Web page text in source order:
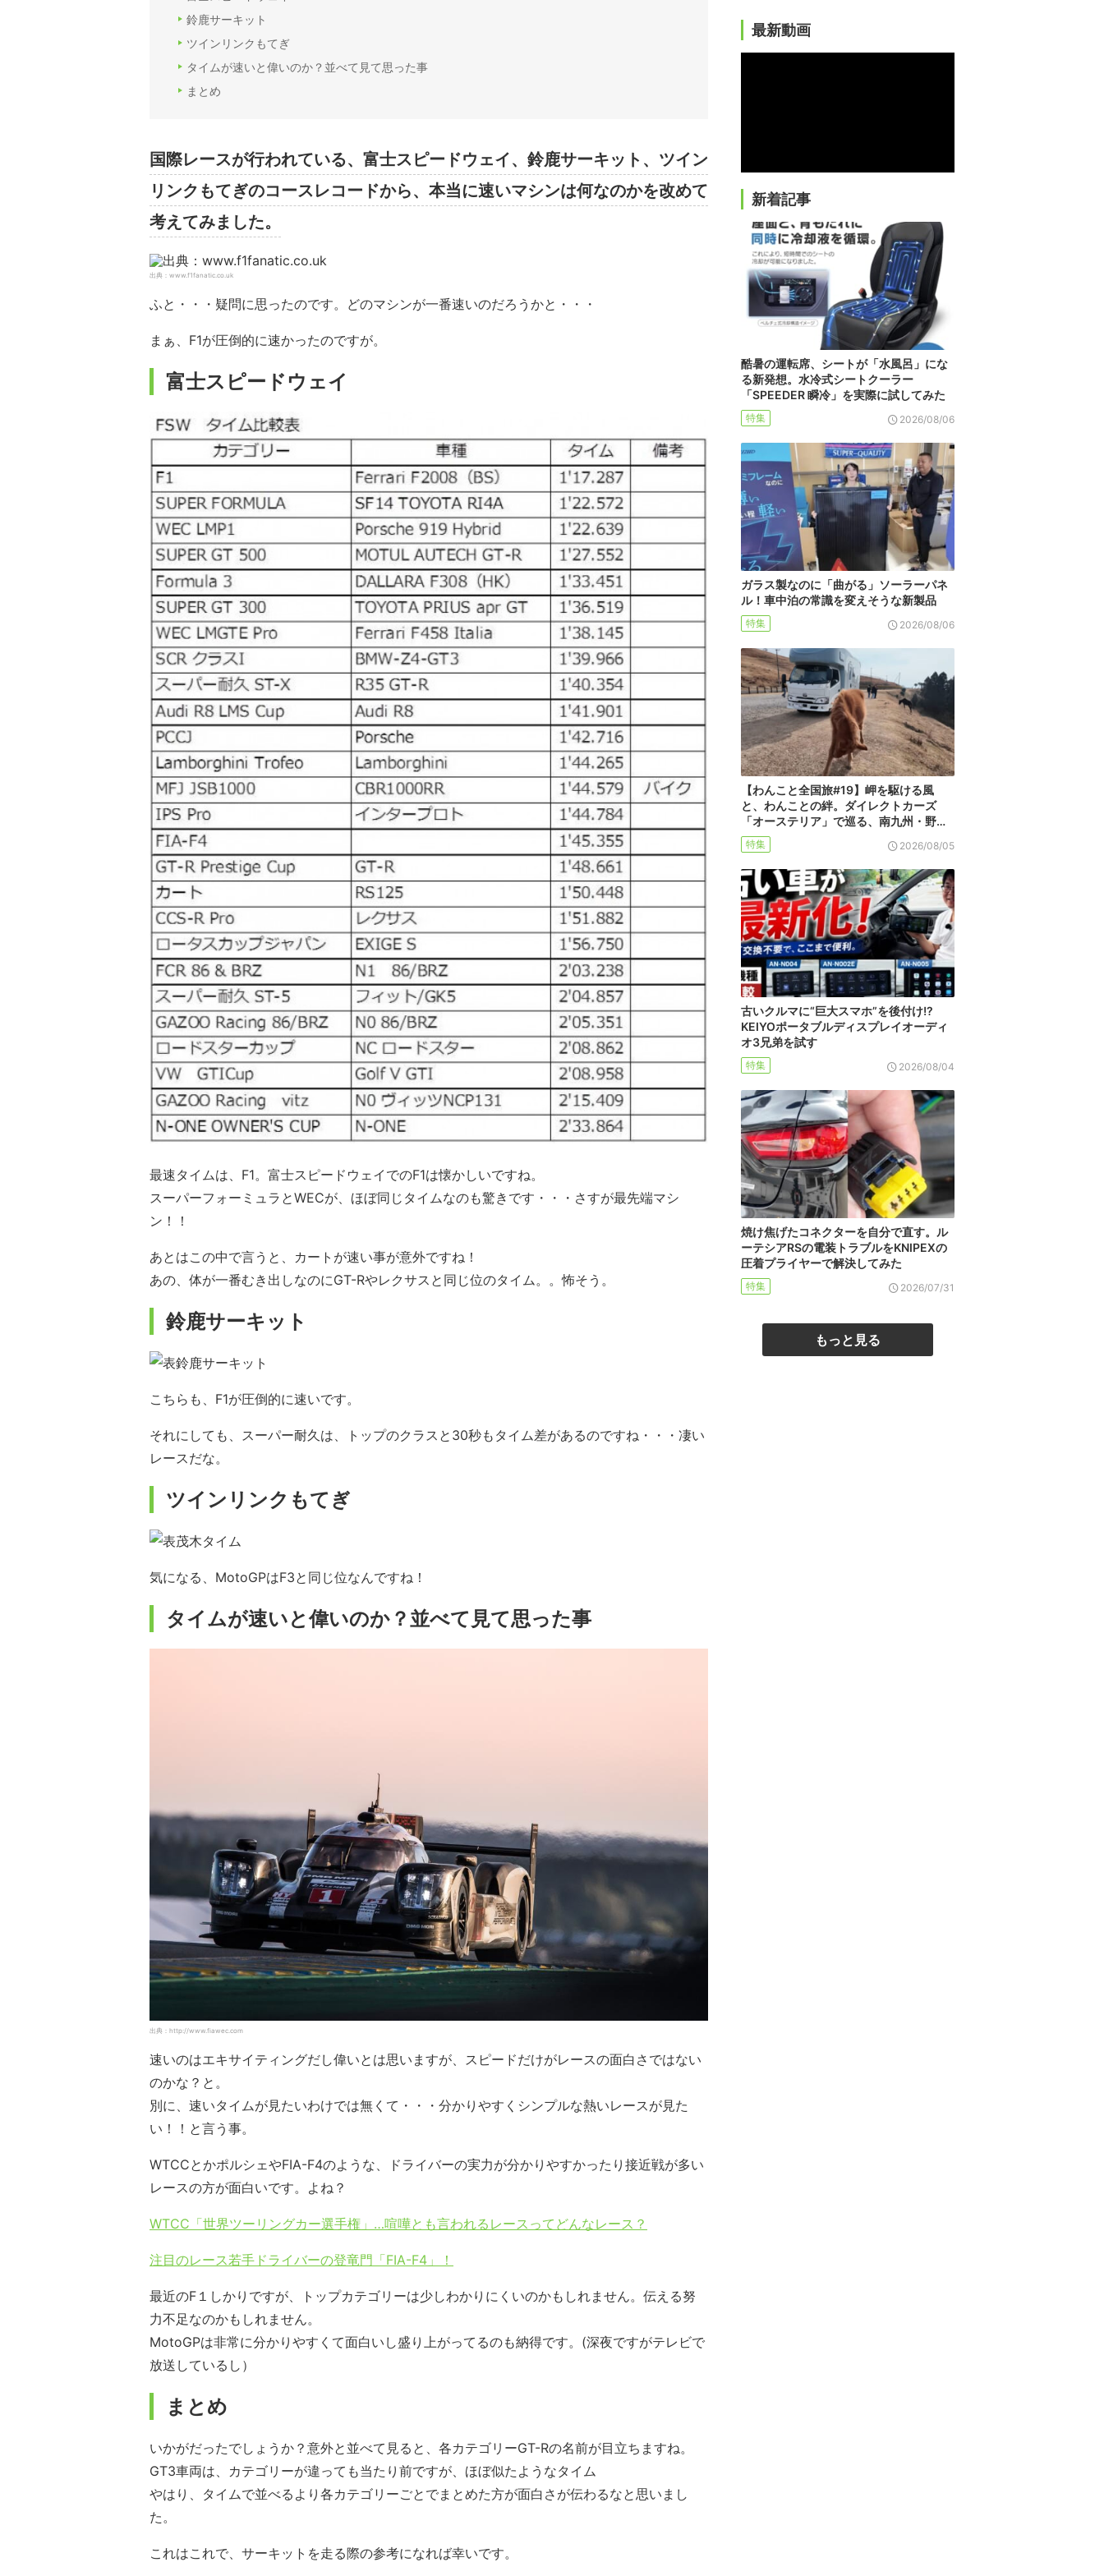
鈴鹿サーキット
ツインリンクもてぎ
タイムが速いと偉いのか？並べて見て思った事
まとめ
国際レースが行われている、富士スピードウェイ、鈴鹿サーキット、ツイン
リンクもてぎのコースレコードから、本当に速いマシンは何なのかを改めて
考えてみました。
出典：www.f1fanatic.co.uk
ふと・・・疑問に思ったのです。どのマシンが一番速いのだろうかと・・・
まぁ、F1が圧倒的に速かったのですが。
富士スピードウェイ
最速タイムは、F1。富士スピードウェイでのF1は懐かしいですね。
スーパーフォーミュラとWECが、ほぼ同じタイムなのも驚きです・・・さすが最先端マシ
ン！！
あとはこの中で言うと、カートが速い事が意外ですね！
あの、体が一番むき出しなのにGT-Rやレクサスと同じ位のタイム。。怖そう。
鈴鹿サーキット
こちらも、F1が圧倒的に速いです。
それにしても、スーパー耐久は、トップのクラスと30秒もタイム差があるのですね・・・凄い
レースだな。
ツインリンクもてぎ
気になる、MotoGPはF3と同じ位なんですね！
タイムが速いと偉いのか？並べて見て思った事
出典：http://www.fiawec.com
速いのはエキサイティングだし偉いとは思いますが、スピードだけがレースの面白さではない
のかな？と。
別に、速いタイムが見たいわけでは無くて・・・分かりやすくシンプルな熱いレースが見た
い！！と言う事。
WTCCとかポルシェやFIA-F4のような、ドライバーの実力が分かりやすかったり接近戦が多い
レースの方が面白いです。よね？
WTCC「世界ツーリングカー選手権」…喧嘩とも言われるレースってどんなレース？
注目のレース若手ドライバーの登竜門「FIA-F4」！
最近のF１しかりですが、トップカテゴリーは少しわかりにくいのかもしれません。伝える努
力不足なのかもしれません。
MotoGPは非常に分かりやすくて面白いし盛り上がってるのも納得です。(深夜ですがテレビで
放送しているし）
まとめ
いかがだったでしょうか？意外と並べて見ると、各カテゴリーGT-Rの名前が目立ちますね。
GT3車両は、カテゴリーが違っても当たり前ですが、ほぼ似たようなタイム
やはり、タイムで並べるより各カテゴリーごとでまとめた方が面白さが伝わるなと思いまし
た。
これはこれで、サーキットを走る際の参考になれば幸いです。
最新動画
新着記事
酷暑の運転席、シートが「水風呂」にな
る新発想。水冷式シートクーラー
「SPEEDER 瞬冷」を実際に試してみた
特集 2026/08/06
ガラス製なのに「曲がる」ソーラーパネ
ル！車中泊の常識を変えそうな新製品
特集 2026/08/06
【わんこと全国旅#19】岬を駆ける風
と、わんことの絆。ダイレクトカーズ
「オーステリア」で巡る、南九州・野…
特集 2026/08/05
古いクルマに“巨大スマホ”を後付け!?
KEIYOポータブルディスプレイオーディ
オ3兄弟を試す
特集 2026/08/04
焼け焦げたコネクターを自分で直す。ル
ーテシアRSの電装トラブルをKNIPEXの
圧着プライヤーで解決してみた
特集 2026/07/31
もっと見る